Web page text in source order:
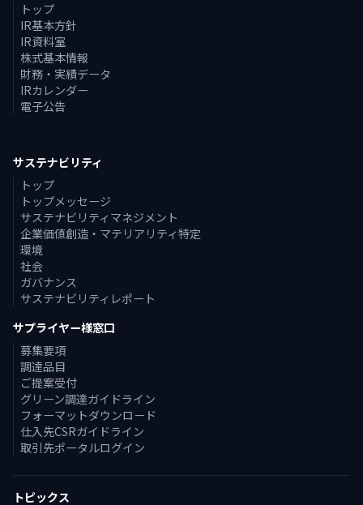
トップ
IR基本方針
IR資料室
株式基本情報
財務・実績データ
IRカレンダー
電子公告
サステナビリティ
トップ
トップメッセージ
サステナビリティマネジメント
企業価値創造・マテリアリティ特定
環境
社会
ガバナンス
サステナビリティレポート
サプライヤー様窓口
募集要項
調達品目
ご提案受付
グリーン調達ガイドライン
フォーマットダウンロード
仕入先CSRガイドライン
取引先ポータルログイン
トピックス